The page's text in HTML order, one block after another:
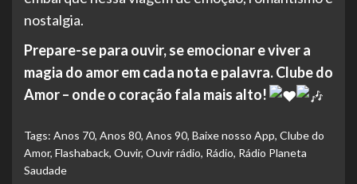
nostalgia.
Prepare-se para ouvir, se emocionar e viver a
magia do amor em cada nota e palavra. Clube do
Amor – onde o coração fala mais alto!
Tags: Anos 70, Anos 80, Anos 90, Baixe nosso App, Clube do
Amor, Flashaback, Ouvir, Ouvir rádio, Rádio, Rádio Planeta
Saudade